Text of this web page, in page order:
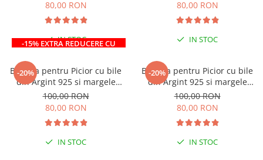
-15% EXTRA REDUCERE CU
LA COMENZI DE MINIM 99 RON
80,00 RON
IN STOC
80,00 RON
IN STOC
-20%
Bratara pentru Picior cu bile
din Argint 925 si margele
turcoaz
100,00 RON
80,00 RON
IN STOC
-20%
Bratara pentru Picior cu bile
din Argint 925 si margele
verzi
100,00 RON
80,00 RON
IN STOC